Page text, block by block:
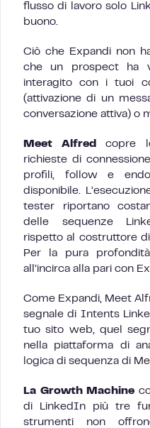
flusso di lavoro solo
buono.
Ciò che Expandi non
che un prospect ha
interagito con i tuoi
(attivazione di un
conversazione attiva) o
Meet Alfred
copre
richieste di
profili, follow e
disponibile.
tester riportano
delle sequenze
rispetto al costruttore
Per la pura
all’incirca alla pari con
Come Expandi, Meet
segnale di Intents
tuo sito web, quel
nella piattaforma di
logica di sequenza di
La Growth Machine
di LinkedIn più tre
strumenti non